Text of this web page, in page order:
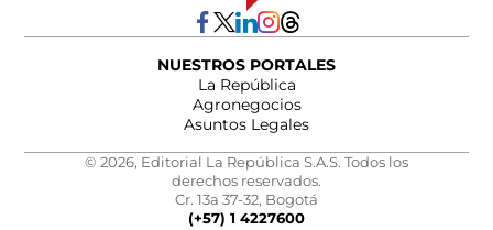
NUESTROS PORTALES
La República
Agronegocios
Asuntos Legales
© 2026, Editorial La República S.A.S. Todos los
derechos reservados.
Cr. 13a 37-32, Bogotá
(+57) 1 4227600